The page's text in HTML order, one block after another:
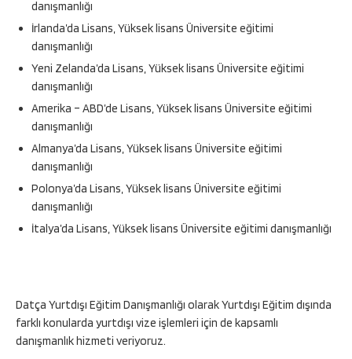
danışmanlığı
İrlanda’da Lisans, Yüksek lisans Üniversite eğitimi
danışmanlığı
Yeni Zelanda’da Lisans, Yüksek lisans Üniversite eğitimi
danışmanlığı
Amerika – ABD’de Lisans, Yüksek lisans Üniversite eğitimi
danışmanlığı
Almanya’da Lisans, Yüksek lisans Üniversite eğitimi
danışmanlığı
Polonya’da Lisans, Yüksek lisans Üniversite eğitimi
danışmanlığı
İtalya’da Lisans, Yüksek lisans Üniversite eğitimi danışmanlığı
Datça Yurtdışı Eğitim Danışmanlığı olarak Yurtdışı Eğitim dışında
farklı konularda yurtdışı vize işlemleri için de kapsamlı
danışmanlık hizmeti veriyoruz.